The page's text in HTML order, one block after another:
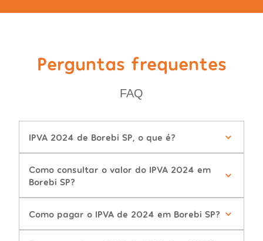
Perguntas frequentes
FAQ
IPVA 2024 de Borebi SP, o que é?
Como consultar o valor do IPVA 2024 em
Borebi SP?
Como pagar o IPVA de 2024 em Borebi SP?